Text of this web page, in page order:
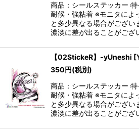
商品：シールステッカー
耐候・強粘着 ※モニタによ
と多少異なる場合がござ
濃淡に差が出ることがござ
【02StickeR】-yUneshi [
350円(税別)
商品：シールステッカー
耐候・強粘着 ※モニタによ
と多少異なる場合がござ
濃淡に差が出ることがござ